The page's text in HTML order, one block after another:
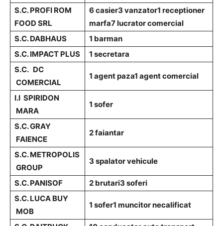
S.C. PROFI ROM
FOOD SRL
6 casier3 vanzator1 receptioner
marfa7 lucrator comercial
S.C. DABHAUS
1 barman
S.C. IMPACT PLUS
1 secretara
S.C. DC
COMERCIAL
1 agent paza1 agent comercial
I.I SPIRIDON
MARA
1 sofer
S.C. GRAY
FAIENCE
2 faiantar
S.C. METROPOLIS
GROUP
3 spalator vehicule
S.C. PANISOF 2 brutari3 soferi
S.C. LUCA BUY
MOB
1 sofer1 muncitor necalificat